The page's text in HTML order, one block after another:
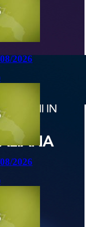
2026
2026